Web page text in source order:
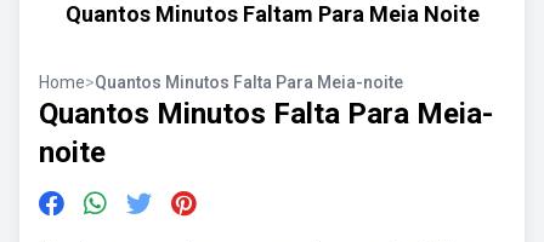
Quantos Minutos Faltam Para Meia Noite
Home>Quantos Minutos Falta Para Meia-noite
Quantos Minutos Falta Para Meia-
noite